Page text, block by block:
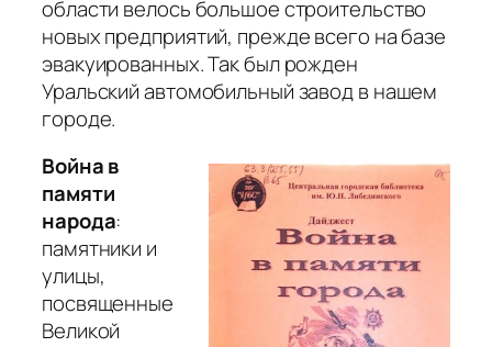
области велось большое строительство
новых предприятий, прежде всего на базе
эвакуированных. Так был рожден
Уральский автомобильный завод в нашем
городе.
Война в
памяти
народа:
памятники и
улицы,
посвященные
Великой